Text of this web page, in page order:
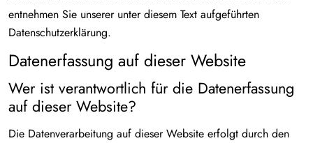
entnehmen Sie unserer unter diesem Text aufgeführten
Datenschutzerklärung.
Datenerfassung auf dieser Website
Wer ist verantwortlich für die Datenerfassung
auf dieser Website?
Die Datenverarbeitung auf dieser Website erfolgt durch den